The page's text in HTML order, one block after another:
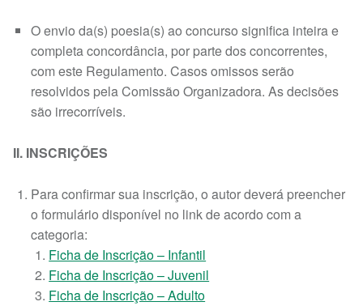
O envio da(s) poesia(s) ao concurso significa inteira e
completa concordância, por parte dos concorrentes,
com este Regulamento. Casos omissos serão
resolvidos pela Comissão Organizadora. As decisões
são irrecorríveis.
II. INSCRIÇÕES
Para confirmar sua inscrição, o autor deverá preencher
o formulário disponível no link de acordo com a
categoria:
Ficha de Inscrição – Infantil
Ficha de Inscrição – Juvenil
Ficha de Inscrição – Adulto